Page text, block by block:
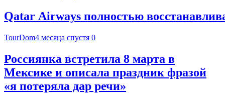
Qatar Airways полностью
TourDom4 месяца спустя 0
Россиянка встретила 8 марта в
Мексике и описала праздник фразой
«я потеряла дар речи»